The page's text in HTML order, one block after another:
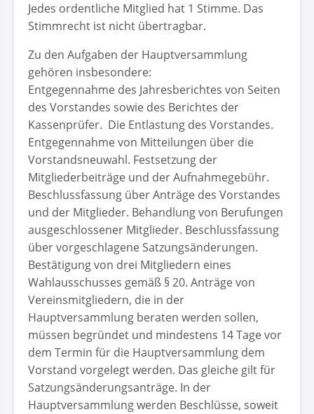
Jedes ordentliche Mitglied hat 1 Stimme. Das
Stimmrecht ist nicht übertragbar.
Zu den Aufgaben der Hauptversammlung
gehören insbesondere:
Entgegennahme des Jahresberichtes von Seiten
des Vorstandes sowie des Berichtes der
Kassenprüfer. Die Entlastung des Vorstandes.
Entgegennahme von Mitteilungen über die
Vorstandsneuwahl. Festsetzung der
Mitgliederbeiträge und der Aufnahmegebühr.
Beschlussfassung über Anträge des Vorstandes
und der Mitglieder. Behandlung von Berufungen
ausgeschlossener Mitglieder. Beschlussfassung
über vorgeschlagene Satzungsänderungen.
Bestätigung von drei Mitgliedern eines
Wahlausschusses gemäß § 20. Anträge von
Vereinsmitgliedern, die in der
Hauptversammlung beraten werden sollen,
müssen begründet und mindestens 14 Tage vor
dem Termin für die Hauptversammlung dem
Vorstand vorgelegt werden. Das gleiche gilt für
Satzungsänderungsanträge. In der
Hauptversammlung werden Beschlüsse, soweit